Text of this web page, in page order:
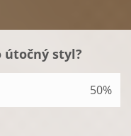
útočný styl?
50%